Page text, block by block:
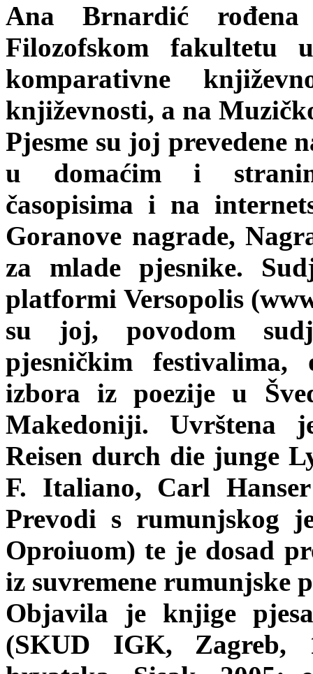
Ana Brnardić
Filozofskom fakultetu
komparativne
književnosti, a na
Pjesme su joj prevedene
u domaćim i
časopisima i na
Goranove nagrade,
za mlade pjesnike.
platformi Versopolis
su joj, povodom
pjesničkim festivalima,
izbora iz poezije u
Makedoniji. Uvrštena
Reisen durch die junge
F. Italiano, Carl
Prevodi s rumunjskog
Oproiuom) te je dosad
iz suvremene rumunjske
Objavila je knjige
(SKUD IGK, Zagreb,